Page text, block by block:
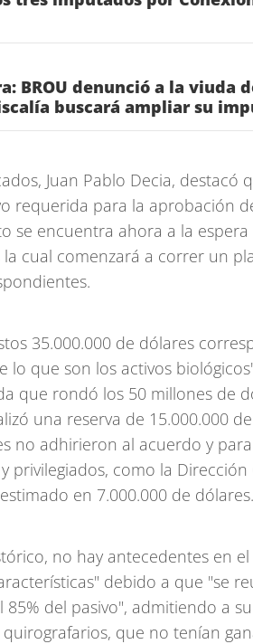
BROU denunció a la viuda
buscará ampliar su
Juan Pablo Decia, destacó
requerida para la aprobación
se encuentra ahora a la espera
cual comenzará a correr un
35.000.000 de dólares
que son los activos
que rondó los 50 millones de
una reserva de 15.000.000
no adhirieron al acuerdo y
privilegiados, como la Dirección
en 7.000.000 de dólares.
no hay antecedentes en
debido a que "se
del pasivo", admitiendo a
que no tenían